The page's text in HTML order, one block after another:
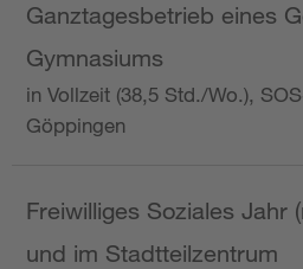
Ganztagesbetrieb eines
Gymnasiums
in Vollzeit (38,5 Std./Wo.),
Göppingen
Freiwilliges Soziales Jahr
und im Stadtteilzentrum